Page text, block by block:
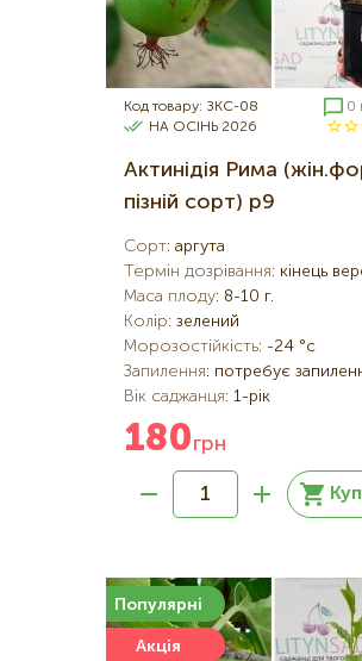
Код товару: ЗКС-08
0
НА ОСІНЬ 2026
Актинідія Рима
пізній сорт) р9
Сорт: аргута
Термін дозрівання: кінець
Маса плоду: 8-10 г.
Колір: зелений
Морозостійкість: -24 °c
Запилення: потребує
Вік саджанця: 1-рік
180грн
Популярні
Акція